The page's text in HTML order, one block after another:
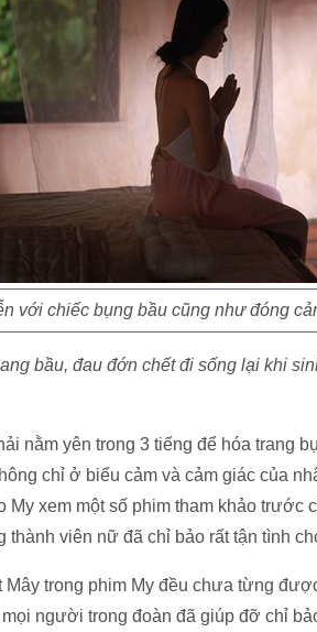
với chiếc bụng bầu cũng như đóng
bầu, đau đớn chết đi sống lại khi
nằm yên trong 3 tiếng để hóa trang
chỉ ở biểu cảm và cảm giác của
My xem một số phim tham khảo trước
viên nữ đã chỉ bảo rất tận tình
Mây trong phim My đều chưa từng
người trong đoàn đã giúp đỡ chỉ